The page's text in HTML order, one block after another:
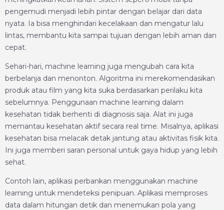
pengemudi menjadi lebih pintar dengan belajar dari data
nyata. Ia bisa menghindari kecelakaan dan mengatur lalu
lintas, membantu kita sampai tujuan dengan lebih aman dan
cepat.
Sehari-hari, machine learning juga mengubah cara kita
berbelanja dan menonton. Algoritma ini merekomendasikan
produk atau film yang kita suka berdasarkan perilaku kita
sebelumnya. Penggunaan machine learning dalam
kesehatan tidak berhenti di diagnosis saja. Alat ini juga
memantau kesehatan aktif secara real time. Misalnya, aplikasi
kesehatan bisa melacak detak jantung atau aktivitas fisik kita.
Ini juga memberi saran personal untuk gaya hidup yang lebih
sehat.
Contoh lain, aplikasi perbankan menggunakan machine
learning untuk mendeteksi penipuan. Aplikasi memproses
data dalam hitungan detik dan menemukan pola yang